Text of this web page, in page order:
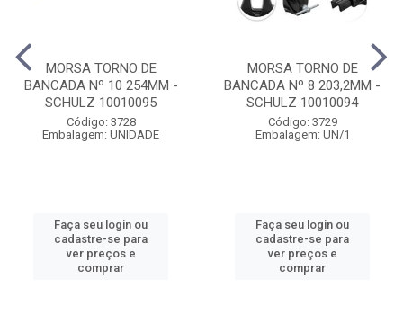
MORSA TORNO DE
BANCADA Nº 10 254MM -
SCHULZ 10010095
Código: 3728
Embalagem: UNIDADE
Faça seu login ou
cadastre-se para
ver preços e
comprar
MORSA TORNO DE
BANCADA Nº 8 203,2MM -
SCHULZ 10010094
Código: 3729
Embalagem: UN/1
Faça seu login ou
cadastre-se para
ver preços e
comprar